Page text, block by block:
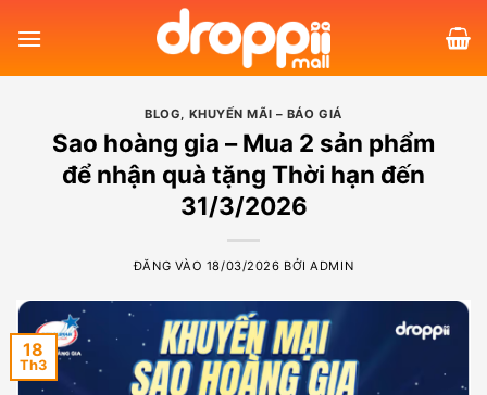
qua
BLOG, KHUYẾN MÃI – BÁO GIÁ
Sao hoàng gia – Mua 2 sản phẩm
để nhận quà tặng Thời hạn đến
31/3/2026
ĐĂNG VÀO 18/03/2026 BỞIADMIN
18
Th3